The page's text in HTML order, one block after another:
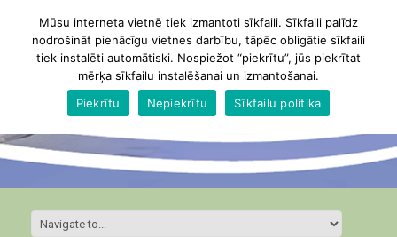
Mūsu interneta vietnē tiek izmantoti sīkfaili. Sīkfaili palīdz
nodrošināt pienācīgu vietnes darbību, tāpēc obligātie sīkfaili
tiek instalēti automātiski. Nospiežot “piekrītu”, jūs piekrītat
mērķa sīkfailu instalēšanai un izmantošanai.
Piekrītu
Nepiekrītu Sīkfailu politika